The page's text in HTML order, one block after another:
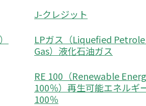
J-クレジット
LPガス（Liquefied
Gas）液化石油ガス
RE 100（Renewable
100％）再生可能エネルギ
100％